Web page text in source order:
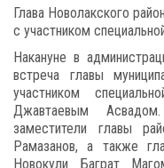
Глава Новолакского
с участником
Накануне в
встреча главы
участником
Джавтаевым
заместители главы
Рамазанов, а также
Новокули Баграт